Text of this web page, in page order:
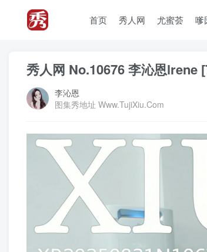
首页 秀人网 尤蜜荟 嗲
秀人网 No.10676 李沁恩lrene
李沁恩
图集秀地址 Www.TujiXiu.Com